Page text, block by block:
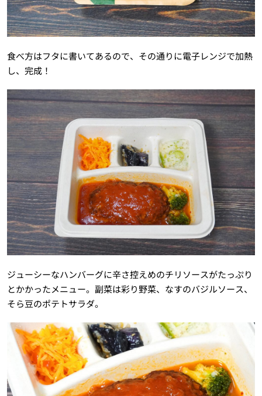
食べ方はフタに書いてあるので、その通りに電子レンジで加熱
し、完成！
ジューシーなハンバーグに辛さ控えめのチリソースがたっぷり
とかかったメニュー。副菜は彩り野菜、なすのバジルソース、
そら豆のポテトサラダ。